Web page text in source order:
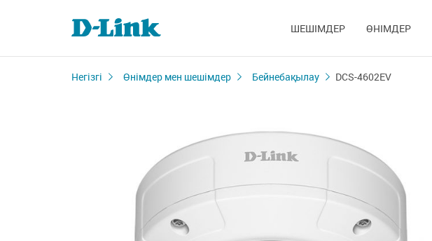
ШЕШІМДЕР ӨНІМДЕР
Негізгі Өнімдер мен шешімдер Бейнебақылау DCS-4602EV